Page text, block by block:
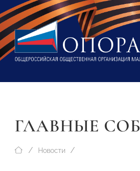
ГЛАВНЫЕ
Новости